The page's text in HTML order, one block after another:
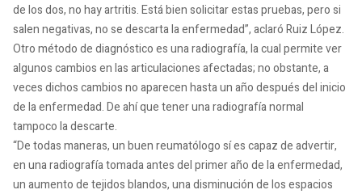
de los dos, no hay artritis. Está bien solicitar estas pruebas, pero si
salen negativas, no se descarta la enfermedad”, aclaró Ruiz López.
Otro método de diagnóstico es una radiografía, la cual permite ver
algunos cambios en las articulaciones afectadas; no obstante, a
veces dichos cambios no aparecen hasta un año después del inicio
de la enfermedad. De ahí que tener una radiografía normal
tampoco la descarte.
“De todas maneras, un buen reumatólogo sí es capaz de advertir,
en una radiografía tomada antes del primer año de la enfermedad,
un aumento de tejidos blandos, una disminución de los espacios